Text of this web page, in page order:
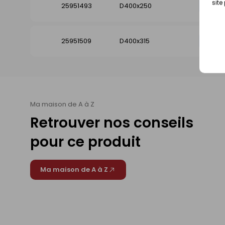
site
25951493 D400x250
25951509 D400x315
Ma maison de A à Z
Retrouver nos conseils
pour ce produit
Ma maison de A à Z